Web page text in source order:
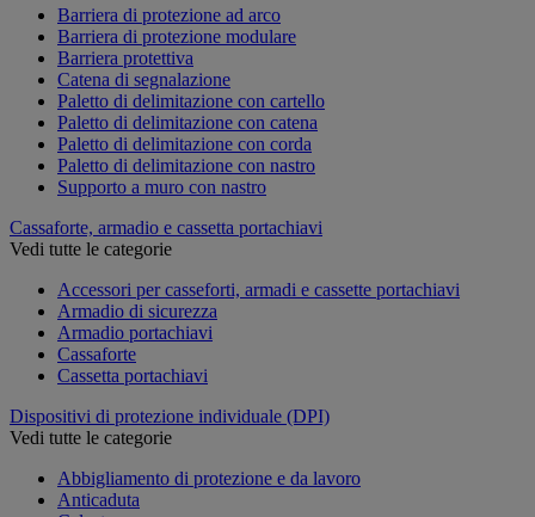
Barriera di protezione ad arco
Barriera di protezione modulare
Barriera protettiva
Catena di segnalazione
Paletto di delimitazione con cartello
Paletto di delimitazione con catena
Paletto di delimitazione con corda
Paletto di delimitazione con nastro
Supporto a muro con nastro
Cassaforte, armadio e cassetta portachiavi
Vedi tutte le categorie
Accessori per casseforti, armadi e cassette portachiavi
Armadio di sicurezza
Armadio portachiavi
Cassaforte
Cassetta portachiavi
Dispositivi di protezione individuale (DPI)
Vedi tutte le categorie
Abbigliamento di protezione e da lavoro
Anticaduta